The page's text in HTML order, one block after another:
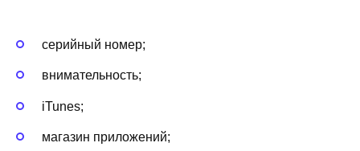
серийный номер;
внимательность;
iTunes;
магазин приложений;